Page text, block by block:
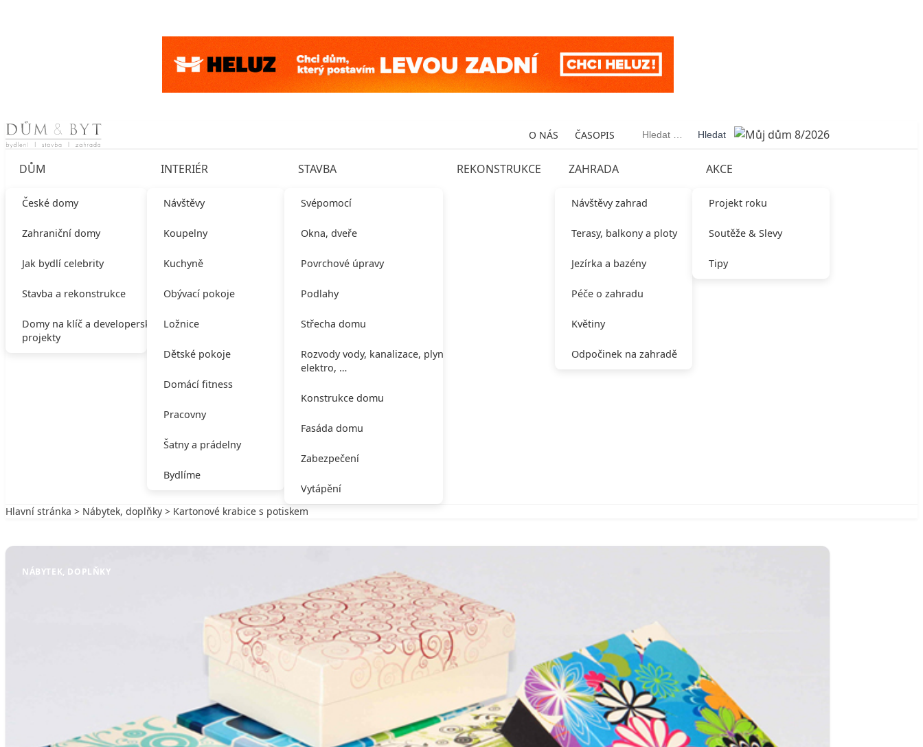
Skip to content O NÁS ČASOPIS Vyhledávání
DŮM
České domy
Zahraniční domy
Jak bydlí celebrity
Stavba a rekonstrukce
Domy na klíč a developerské
projekty
INTERIÉR
Návštěvy
Koupelny
Kuchyně
Obývací pokoje
Ložnice
Dětské pokoje
Domácí fitness
Pracovny
Šatny a prádelny
Bydlíme
STAVBA
Svépomocí
Okna, dveře
Povrchové úpravy
Podlahy
Střecha domu
Rozvody vody, kanalizace, plynu,
elektro, …
Konstrukce domu
Fasáda domu
Zabezpečení
Vytápění
REKONSTRUKCE ZAHRADA
Návštěvy zahrad
Terasy, balkony a ploty
Jezírka a bazény
Péče o zahradu
Květiny
Odpočinek na zahradě
AKCE
Projekt roku
Soutěže & Slevy
Tipy
Hlavní stránka > Nábytek, doplňky > Kartonové krabice s potiskem
NÁBYTEK, DOPLŇKY